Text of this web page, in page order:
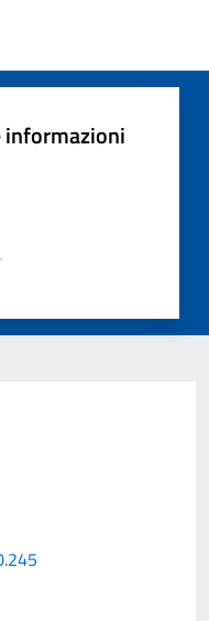
informazioni